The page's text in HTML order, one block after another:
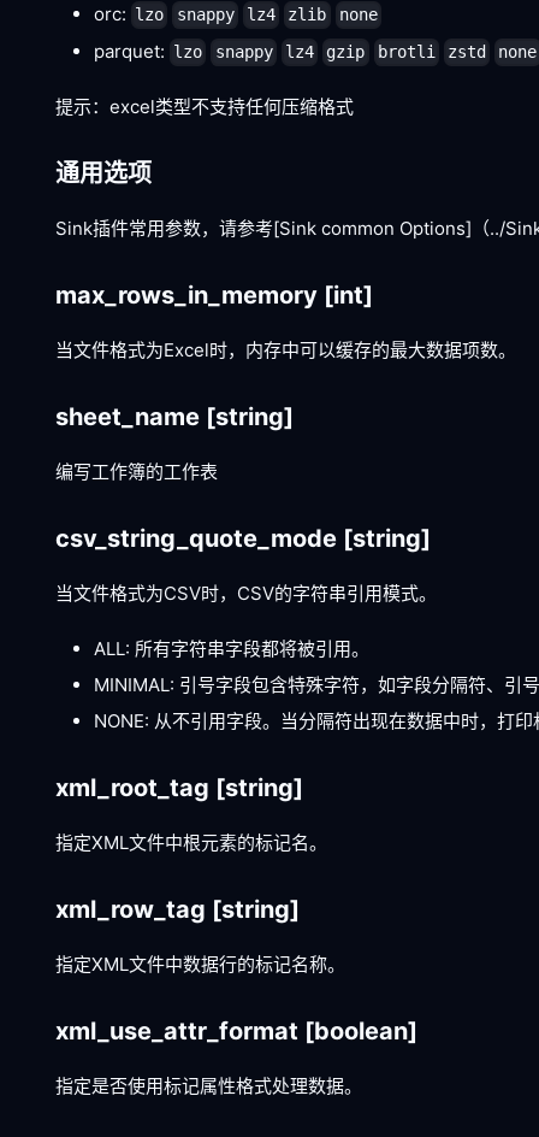
orc: lzo snappy lz4 zlib none
parquet: lzo snappy lz4 gzip brotli zstd none
提示：excel类型不支持任何压缩格式
通用选项
Sink插件常用参数，请参考[Sink common Options] （../
max_rows_in_memory [int]
当文件格式为Excel时，内存中可以缓存的最大数据项数。
sheet_name [string]
编写工作簿的工作表
csv_string_quote_mode [string]
当文件格式为CSV时，CSV的字符串引用模式。
ALL: 所有字符串字段都将被引用。
MINIMAL: 引号字段包含特殊字符，如字段分隔符、引
NONE: 从不引用字段。当分隔符出现在数据中时，打
xml_root_tag [string]
指定XML文件中根元素的标记名。
xml_row_tag [string]
指定XML文件中数据行的标记名称。
xml_use_attr_format [boolean]
指定是否使用标记属性格式处理数据。